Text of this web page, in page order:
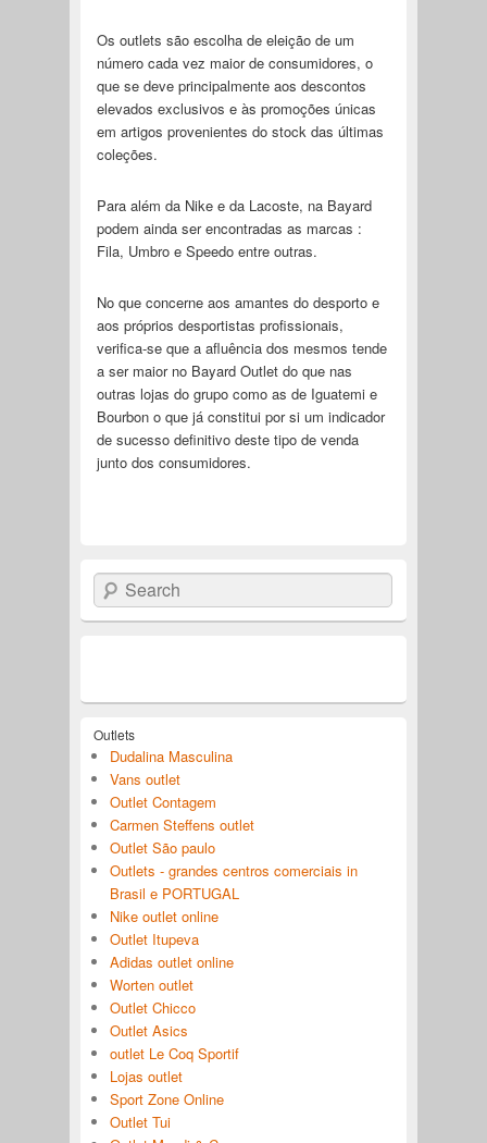
Os outlets são escolha de eleição de um
número cada vez maior de consumidores, o
que se deve principalmente aos descontos
elevados exclusivos e às promoções únicas
em artigos provenientes do stock das últimas
coleções.
Para além da Nike e da Lacoste, na Bayard
podem ainda ser encontradas as marcas :
Fila, Umbro e Speedo entre outras.
No que concerne aos amantes do desporto e
aos próprios desportistas profissionais,
verifica-se que a afluência dos mesmos tende
a ser maior no Bayard Outlet do que nas
outras lojas do grupo como as de Iguatemi e
Bourbon o que já constitui por si um indicador
de sucesso definitivo deste tipo de venda
junto dos consumidores.
Search
Outlets
Dudalina Masculina
Vans outlet
Outlet Contagem
Carmen Steffens outlet
Outlet São paulo
Outlets - grandes centros comerciais in
Brasil e PORTUGAL
Nike outlet online
Outlet Itupeva
Adidas outlet online
Worten outlet
Outlet Chicco
Outlet Asics
outlet Le Coq Sportif
Lojas outlet
Sport Zone Online
Outlet Tui